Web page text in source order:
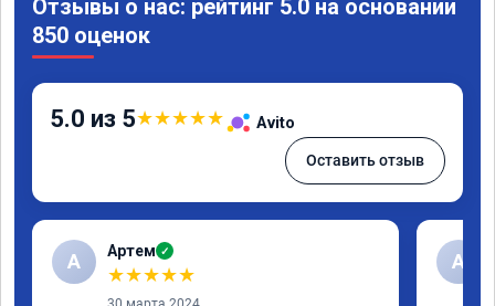
Отзывы о нас: рейтинг 5.0 на основании
850 оценок
5.0 из 5★★★★★ Avito
Оставить отзыв
А Артем ✓
★★★★★
А